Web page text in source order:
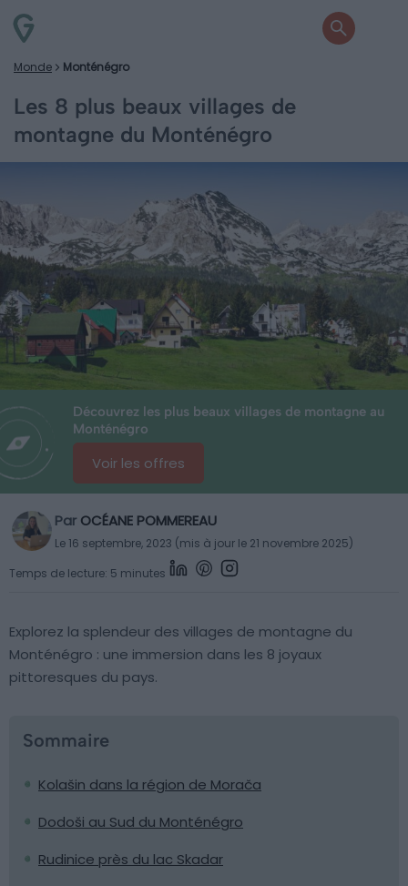
Monde Monténégro
Les 8 plus beaux villages de
montagne du Monténégro
Découvrez les plus beaux villages de montagne au
Monténégro
Voir les offres
Par OCÉANE POMMEREAU
Le 16 septembre, 2023 (mis à jour le 21 novembre 2025)
Temps de lecture: 5 minutes
Explorez la splendeur des villages de montagne du
Monténégro : une immersion dans les 8 joyaux
pittoresques du pays.
Sommaire
Kolašin dans la région de Morača
Dodoši au Sud du Monténégro
Rudinice près du lac Skadar